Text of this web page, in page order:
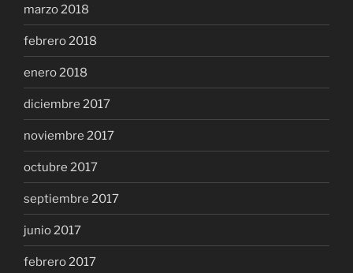
marzo 2018
febrero 2018
enero 2018
diciembre 2017
noviembre 2017
octubre 2017
septiembre 2017
junio 2017
febrero 2017